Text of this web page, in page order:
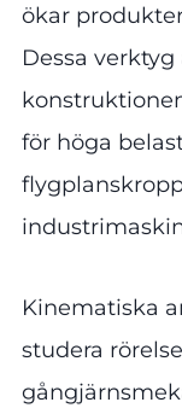
ökar
Dessa
för höga
Kinematiska
studera